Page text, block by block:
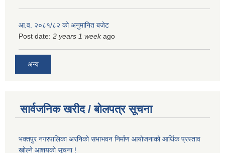
आ.व. २०८१/८२ को अनुमानित बजेट
Post date: 2 years 1 weekago
अन्य
सार्वजनिक खरीद / बोलपत्र सूचना
भक्तपुर नगरपालिका अरनिको सभाभवन निर्माण आयोजनाको आर्थिक प्रस्ताव
खोल्ने आशयको सूचना !